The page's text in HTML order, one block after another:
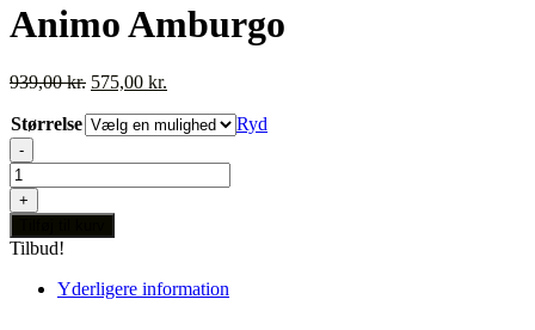
Animo Amburgo
939,00kr. Den
pris
939,00 kr..
575,00 kr.
pris
575,00 kr..
Størrelse Ryd
-
Animo
Amburgo
antal
+
Tilbud!
Yderligere information